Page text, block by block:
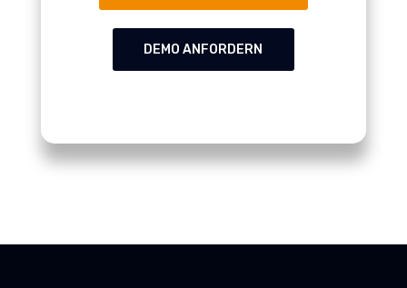
DEMO ANFORDERN